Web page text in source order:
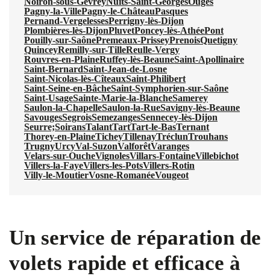
Pagny-la-VillePagny-le-ChâteauPasques
Pernand-VergelessesPerrigny-lès-Dijon
Plombières-lès-DijonPluvetPoncey-lès-AthéePont
Pouilly-sur-SaônePremeaux-PrisseyPrenoisQuetigny
QuinceyRemilly-sur-TilleReulle-Vergy
Rouvres-en-PlaineRuffey-lès-BeauneSaint-Apollinaire
Saint-BernardSaint-Jean-de-Losne
Saint-Nicolas-lès-CîteauxSaint-Philibert
Saint-Seine-en-BâcheSaint-Symphorien-sur-Saône
Saint-UsageSainte-Marie-la-BlancheSamerey
Saulon-la-ChapelleSaulon-la-RueSavigny-lès-Beaune
SavougesSegroisSemezangesSennecey-lès-Dijon
Seurre;SoiransTalantTartTart-le-BasTernant
Thorey-en-PlaineTicheyTillenayTréclunTrouhans
TrugnyUrcyVal-SuzonValforêtVaranges
Velars-sur-OucheVignolesVillars-FontaineVillebichot
Villers-la-FayeVillers-les-PotsVillers-Rotin
Villy-le-MoutierVosne-RomanéeVougeot
Un service de réparation de
volets rapide et efficace à